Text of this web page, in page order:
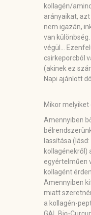
kollagén/
arányaikat,
nem igazán,
van
végül...
csirkeporcból
(akinek ez
Napi ajánlott
Mikor melyiket
Amennyiben
lassítása
kollagénekről)
egyértelműen
kollagént
Amennyiben
miatt
a kollagén-